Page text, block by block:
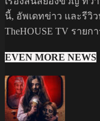
นี้, อัพเดทข่าว และรีวิ
TheHOUSE TV ราย
EVEN MORE NEWS